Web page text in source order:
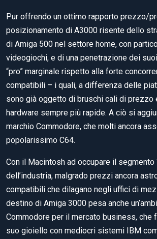
Pur offrendo un ottimo rapporto prezzo/
posizionamento di A3000 risente dello
di Amiga 500 nel settore home, con
videogiochi, e di una penetrazione dei
“pro” marginale rispetto alla forte
compatibili – i quali, a differenza delle
sono già oggetto di bruschi cali di prezzo
hardware sempre più rapide. A ciò si
marchio Commodore, che molti ancora
popolarissimo C64.
Con il Macintosh ad occupare il segmento
dell’industria, malgrado prezzi ancora
compatibili che dilagano negli uffici di
destino di Amiga 3000 pesa anche
Commodore per il mercato business, che
suo gioiello con mediocri sistemi IBM